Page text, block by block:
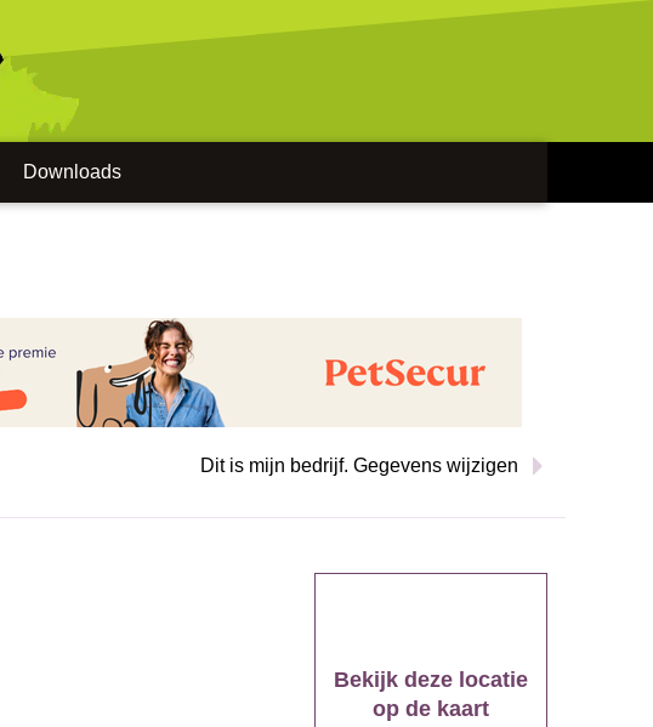
Downloads
Dit is mijn bedrijf. Gegevens wijzigen
Bekijk deze locatie
op de kaart